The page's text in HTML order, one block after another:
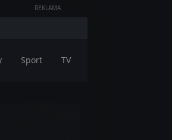
REKLAMA
Sport TV